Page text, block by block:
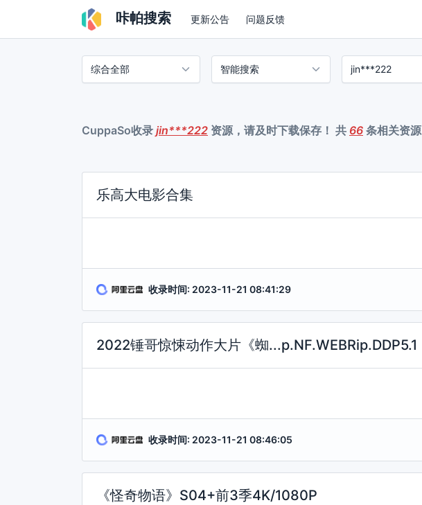
咔帕搜索 更新公告 问题反馈
CuppaSo收录 jin***222 资源，请及时下载保存！ 共 66 条相关资源
乐高大电影合集
收录时间: 2023-11-21 08:41:29
2022锤哥惊悚动作大片《蜘...p.NF.WEBRip.DDP5.1
收录时间: 2023-11-21 08:46:05
《怪奇物语》S04+前3季4K/1080P